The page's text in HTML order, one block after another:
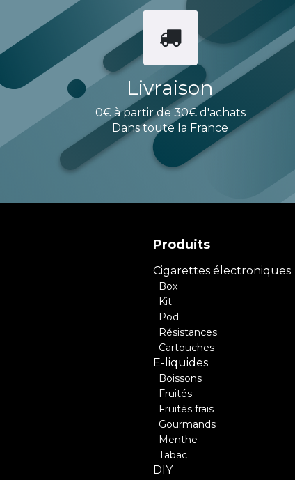
Livraison
0€ à partir de 30€ d'achats
Dans toute la France
Produits
Cigarettes électroniques
Box
Kit
Pod
Résistances
Cartouches
E-liquides
Boissons
Fruités
Fruités frais
Gourmands
Menthe
Tabac
DIY